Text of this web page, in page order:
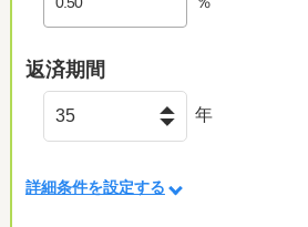
返済期間
年
詳細条件を設定する